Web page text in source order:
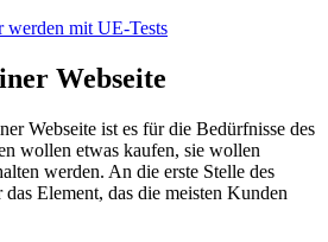
werden mit UE-Tests
Webseite
Webseite ist es für die Bedürfnisse des
wollen etwas kaufen, sie wollen
werden. An die erste Stelle des
Element, das die meisten Kunden